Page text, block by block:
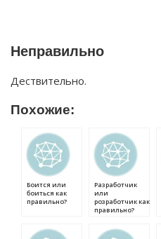
Неправильно
Дествительно.
Похожие:
Боится или
боиться как
правильно?
Разработчик
или
розработчик как
правильно?